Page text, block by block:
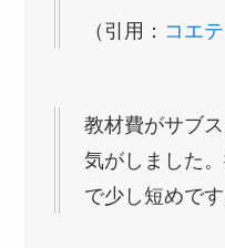
（引用： コエ
教材費がサブ
気がしました
で少し短めです